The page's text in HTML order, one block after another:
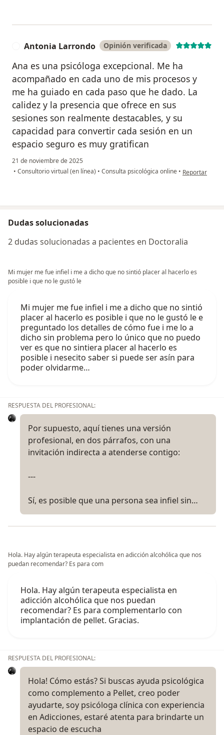
Antonia Larrondo Opinión verificada
Ana es una psicóloga excepcional. Me ha
acompañado en cada uno de mis procesos y
me ha guiado en cada paso que he dado. La
calidez y la presencia que ofrece en sus
sesiones son realmente destacables, y su
capacidad para convertir cada sesión en un
espacio seguro es muy gratifican
21 de noviembre de 2025
• Consultorio virtual (en línea) • Consulta psicológica online • en opinión del
Reportar
Dudas solucionadas
2 dudas solucionadas a pacientes en Doctoralia
Mi mujer me fue infiel i me a dicho que no sintió placer al hacerlo es
posible i que no le gustó le
Mi mujer me fue infiel i me a dicho que no sintió
placer al hacerlo es posible i que no le gustó le e
preguntado los detalles de cómo fue i me lo a
dicho sin problema pero lo único que no puedo
ver es que no sintiera placer al hacerlo es
posible i nesecito saber si puede ser asín para
poder olvidarme…
RESPUESTA DEL PROFESIONAL:
Por supuesto, aquí tienes una versión
profesional, en dos párrafos, con una
invitación indirecta a atenderse contigo:
---
Sí, es posible que una persona sea infiel sin…
Hola. Hay algún terapeuta especialista en adicción alcohólica que nos
puedan recomendar? Es para com
Hola. Hay algún terapeuta especialista en
adicción alcohólica que nos puedan
recomendar? Es para complementarlo con
implantación de pellet. Gracias.
RESPUESTA DEL PROFESIONAL:
Hola! Cómo estás? Si buscas ayuda psicológica
como complemento a Pellet, creo poder
ayudarte, soy psicóloga clínica con experiencia
en Adicciones, estaré atenta para brindarte un
espacio de escucha